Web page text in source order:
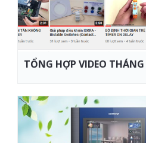
TỔNG HỢP VIDEO